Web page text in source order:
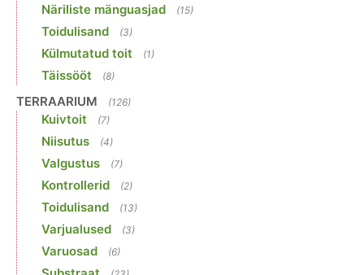
Näriliste mänguasjad (15)
Toidulisand (3)
Külmutatud toit (1)
Täissööt (8)
TERRAARIUM (126)
Kuivtoit (7)
Niisutus (4)
Valgustus (7)
Kontrollerid (2)
Toidulisand (13)
Varjualused (3)
Varuosad (6)